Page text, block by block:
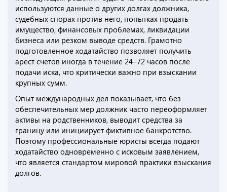
используются данные о других долгах должника,
судебных спорах против него, попытках продать
имущество, финансовых проблемах, ликвидации
бизнеса или резком выводе средств. Грамотно
подготовленное ходатайство позволяет получить
арест счетов иногда в течение 24–72 часов после
подачи иска, что критически важно при взыскании
крупных сумм.
Опыт международных дел показывает, что без
обеспечительных мер должник часто переоформляет
активы на родственников, выводит средства за
границу или инициирует фиктивное банкротство.
Поэтому профессиональные юристы всегда подают
ходатайство одновременно с исковым заявлением,
что является стандартом мировой практики взыскания
долгов.